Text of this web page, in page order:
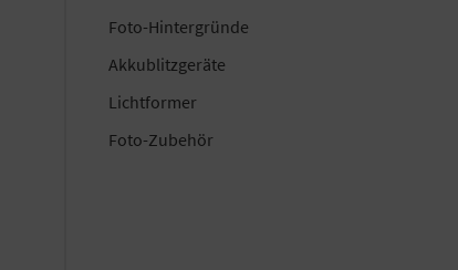
Foto-Hintergründe
Akkublitzgeräte
Lichtformer
Foto-Zubehör